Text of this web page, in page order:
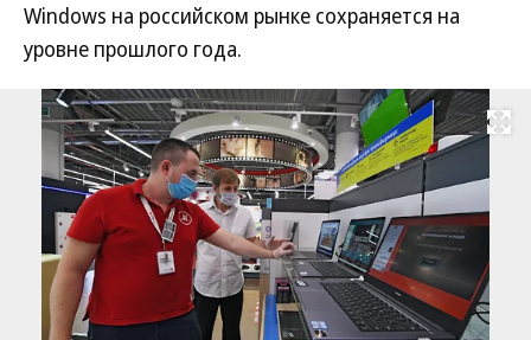
Windows на российском рынке сохраняется на
уровне прошлого года.
Развернуть